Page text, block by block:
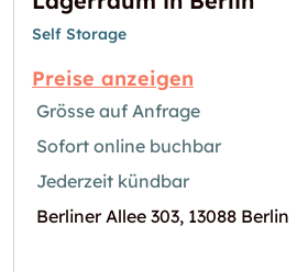
Self Storage
Preise anzeigen
Grösse auf Anfrage
Sofort online buchbar
Jederzeit kündbar
Berliner Allee 303, 13088 Berlin